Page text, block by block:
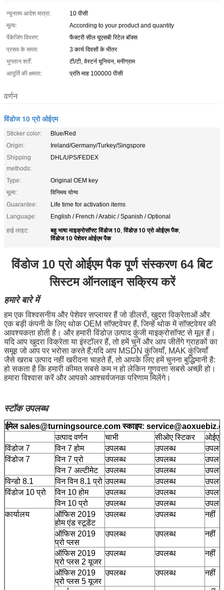
न्यूनतम आदेश मात्रा:
10 पीसी
मूल्य:
According to your product and quantity
पैकेजिंग विवरण:
फैक्टरी सील यूएसबी रिटेल बॉक्स
प्रसव के समय:
3 कार्य दिवसों के भीतर
भुगतान शर्तें:
टी/टी, वेस्टर्न यूनियन, मनीग्राम
आपूर्ति की क्षमता:
प्रति माह 100000 पीसी
वर्णन
विंडोज 10 प्रो ओईएम
Sticker color:
Blue/Red
Origin:
Ireland/Germany/Turkey/Singspore
Shipping
methods:
DHL/UPS/FEDEX
Type:
Original OEM key
मूल्य:
विनिमय योग्य
Guarantee:
Life time for activation items
Language:
English / French / Arabic / Spanish / Optional
हाई लाइट:
बहु भाषा माइक्रोसॉफ्ट विंडोज 10,विंडोज़ 10 प्रो ओईएम पैक,
विंडोज 10 पेशेवर ओईएम पैक
विंडोज 10 प्रो ओईएम पैक पूर्ण संस्करण 64 बिट
सिस्टम ऑनलाइन सक्रिय करें
हमारे बारे में
हम एक विश्वसनीय और पेशेवर सप्लायर हैं जो डीलरों, खुदरा विक्रेताओं और
एक बड़ी कंपनी के लिए थोक OEM सॉफ़्टवेयर हैं, जिन्हें थोक में सॉफ़्टवेयर की
आवश्यकता होती है। और हमारी विंडोज़ उत्पाद कुंजी माइक्रोसॉफ्ट से मूल हैं।
यदि आप खुदरा विक्रेता या इंस्टॉलर हैं, तो हमें चुनें और आप जीतेंगे ग्राहकों का
समूह जो आप पर भरोसा करते हैं;यदि आप MSDN कुंजियाँ, MAK कुंजियाँ
जैसे खराब उत्पाद नहीं खरीदना चाहते हैं, तो आपके लिए हमें चुनना बुद्धिमानी है:
हो सकता है कि हमारी कीमत सबसे कम न हो लेकिन गुणवत्ता सबसे अच्छी हो।
हमारा विश्वास करें और आपको आश्चर्यजनक परिणाम मिलेंगे।
स्टॉक उपलब्ध
ईमेल sales@turningsource.com स्काइप:
उत्पाद वर्णन
चाभी सीओए स्टिकर
ओईएम
विंडोज 7
विन 7 होम उपलब्ध उपलब्ध
विंडोज 7
विन 7 प्रो उपलब्ध उपलब्ध
विन 7 अल्टीमेट
उपलब्ध उपलब्ध
विन्डो 8.1
विन विन 8.1 प्रो उपलब्ध उपलब्ध
विंडोज 10 प्रो
विन 10 होम उपलब्ध उपलब्ध
विन 10 प्रो
उपलब्ध उपलब्ध
कार्यालय
ऑफिस 2019
होम एंड स्टूडेंट
उपलब्ध उपलब्ध नहीं
ऑफिस 2019
प्रो प्लस
उपलब्ध उपलब्ध नहीं
ऑफिस 2019
प्रो प्लस 2 यूजर
उपलब्ध उपलब्ध नहीं
ऑफिस 2019
प्रो प्लस 5 यूजर
उपलब्ध उपलब्ध नहीं